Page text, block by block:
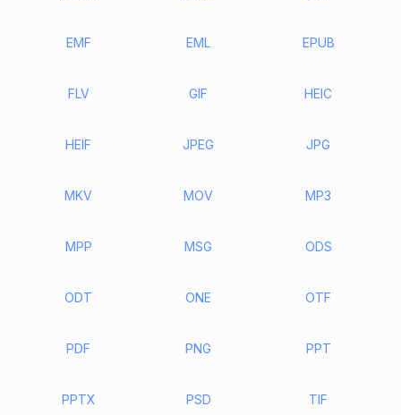
EMF EML EPUB
FLV GIF HEIC
HEIF JPEG JPG
MKV MOV MP3
MPP MSG ODS
ODT ONE OTF
PDF PNG PPT
PPTX PSD TIF